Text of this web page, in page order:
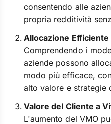
consentendo alle
propria redditività
Allocazione
Comprendendo i
aziende possono
modo più efficace,
alto valore e strategie
Valore del Cliente a
L'aumento del VMO